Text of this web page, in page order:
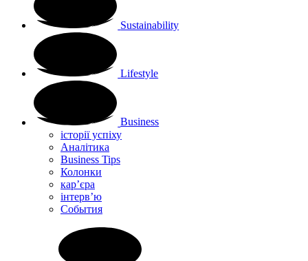
Sustainability
Lifestyle
Business
історії успіху
Аналітика
Business Tips
Колонки
кар’єра
інтерв’ю
Cобытия